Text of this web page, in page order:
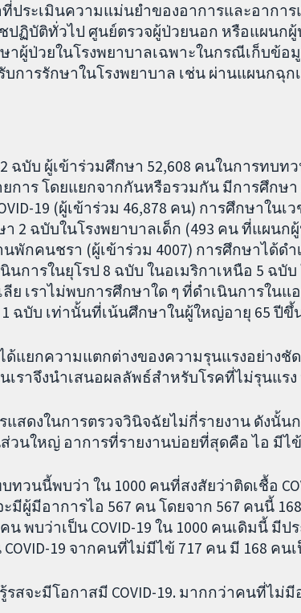
ประเมินความแม่นยำของอาการและอาการแ
ปฏิบัติทั่วไป ศูนย์ตรวจผู้ป่วยนอก หรือแผนก
าผู้ป่วยในโรงพยาบาลเฉพาะในกรณีเก็บข้
การรักษาในโรงพยาบาล เช่น ผ่านแผนกฉุก
ฉบับ ผู้เข้าร่วมศึกษา 52,608 คนในการทบท
ยการ โดยแยกจากกันหรือรวมกัน มีการศึกษ
19 (ผู้เข้าร่วม 46,878 คน) การศึกษาใน
า 2 ฉบับในโรงพยาบาลเด็ก (493 คน ที่แผนก
พักคนชรา (ผู้เข้าร่วม 4007) การศึกษาได้ดำ
นการในยุโรป 8 ฉบับ ในอเมริกาเหนือ 5 ฉบับ
ลีย เราไม่พบการศึกษาใด ๆ ที่ดำเนินการใน
1 ฉบับ เท่านั้นที่เน้นศึกษาในผู้ใหญ่อายุ 65 ปีขึ้
แยกความแตกต่างของความรุนแรงอย่างชัดเ
เราจึงนำเสนอผลลัพธ์สำหรับโรคที่ไม่รุนแร
แสดงในการตรวจวินิจฉัยไม่กี่รายงาน ดังนั้น
วนใหญ่ อาการที่รายงานบ่อยที่สุดคือ ไอ มีไ
วนนี้พบว่า ใน 1000 คนที่สงสัยว่าติดเชื้อ
ะมีผู้มีอาการไอ 567 คน โดยจาก 567 คนนี้
น พบว่าเป็น COVID-19 ใน 1000 คนเดิมนี้ มี
19 จากคนที่ไม่มีไข้ 717 คน มี 168 คนเ
สจะมีโอกาสมี COVID-19. มากกว่าคนที่ไม่มี